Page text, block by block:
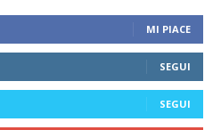
MI PIACE
SEGUI
SEGUI